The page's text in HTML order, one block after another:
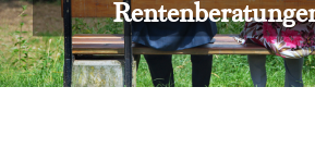
Rentenversicherung
Versicherungsberatung